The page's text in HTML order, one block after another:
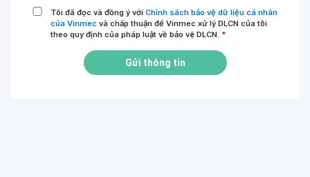
Tôi đã đọc và đồng ý với Chính sách bảo vệ dữ liệu cá nhân
của Vinmec và chấp thuận để Vinmec xử lý DLCN của tôi
theo quy định của pháp luật về bảo vệ DLCN. *
Gửi thông tin